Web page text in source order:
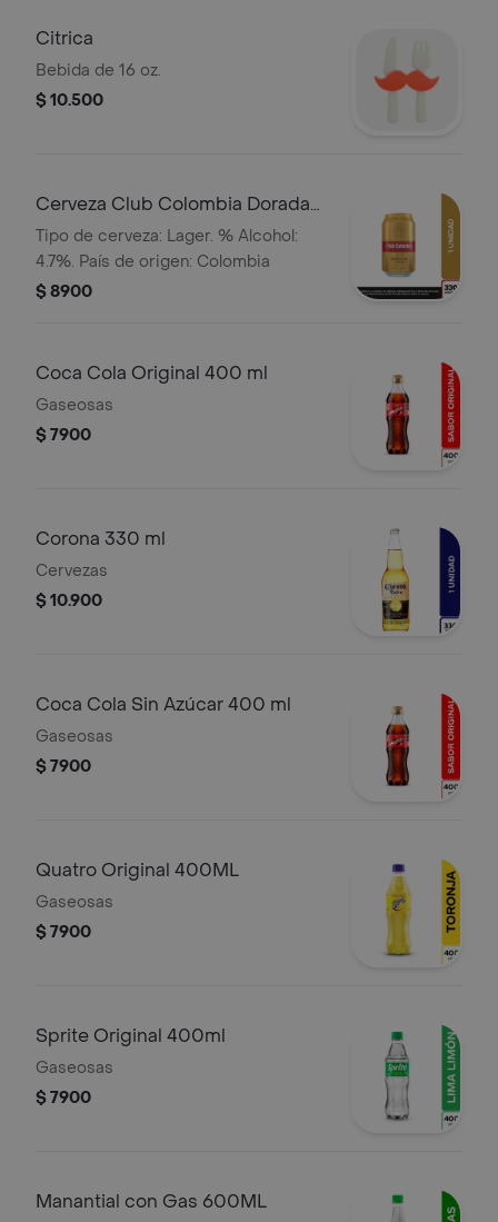
Citrica
Bebida de 16 oz.
$ 10.500
Cerveza Club Colombia Dorada
Lta 330ml
Tipo de cerveza: Lager. % Alcohol:
4.7%. País de origen: Colombia
$ 8900
Coca Cola Original 400 ml
Gaseosas
$ 7900
Corona 330 ml
Cervezas
$ 10.900
Coca Cola Sin Azúcar 400 ml
Gaseosas
$ 7900
Quatro Original 400ML
Gaseosas
$ 7900
Sprite Original 400ml
Gaseosas
$ 7900
Manantial con Gas 600ML